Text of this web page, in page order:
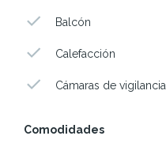
Balcón
Calefacción
Cámaras de vigilancia
Comodidades